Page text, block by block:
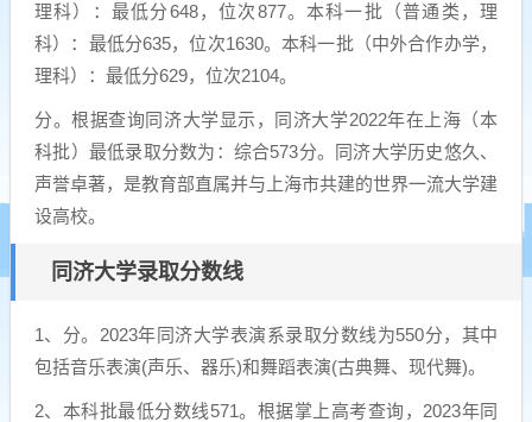
理科）：最低分648，位次877。本科一批（普通类，理
科）：最低分635，位次1630。本科一批（中外合作办学，
理科）：最低分629，位次2104。
分。根据查询同济大学显示，同济大学2022年在上海（本
科批）最低录取分数为：综合573分。同济大学历史悠久、
声誉卓著，是教育部直属并与上海市共建的世界一流大学建
设高校。
同济大学录取分数线
1、分。2023年同济大学表演系录取分数线为550分，其中
包括音乐表演(声乐、器乐)和舞蹈表演(古典舞、现代舞)。
2、本科批最低分数线571。根据掌上高考查询，2023年同